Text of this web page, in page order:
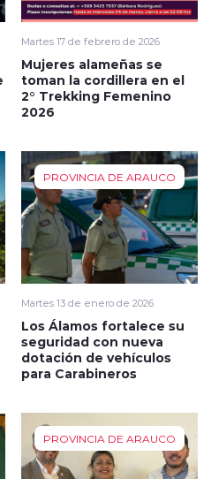
Martes 17 de febrero de 2026
Mujeres alameñas se
toman la cordillera en el
2° Trekking Femenino
2026
PROVINCIA DE ARAUCO
Martes 13 de enero de 2026
Los Álamos fortalece su
seguridad con nueva
dotación de vehículos
para Carabineros
PROVINCIA DE ARAUCO